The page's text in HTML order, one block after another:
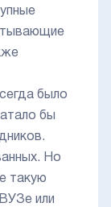
было
бы
Но
такую
или